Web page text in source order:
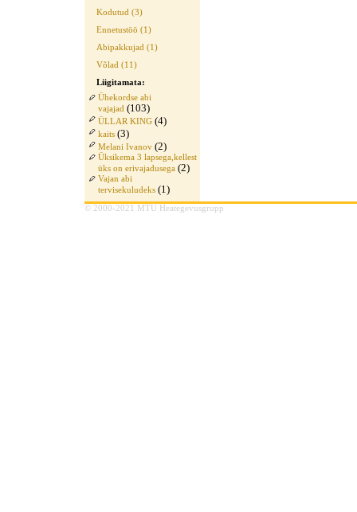
Kodutud (3)
Ennetustöö (1)
Abipakkujad (1)
Võlad (11)
Liigitamata:
Ühekordse abi
vajajad (103)
ÜLLAR KING (4)
kaits (3)
Melani Ivanov (2)
Üksikema 3 lapsega,kellest
üks on erivajadusega (2)
Vajan abi
tervisekuludeks (1)
© 2000-2021 MTÜ Heategevusgrupp